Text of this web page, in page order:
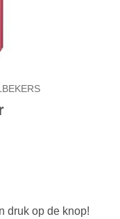
druk op de knop!